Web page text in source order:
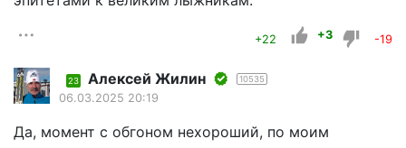
+22 +3 -19
23 Алексей Жилин 10535
06.03.2025 20:19
Да, момент с обгоном нехороший, по моим